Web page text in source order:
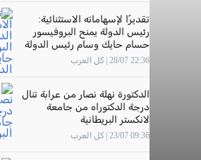
تقديرًا لإسهاماته الاستثنائية:
رئيس الدولة يمنح البروفيسور
حسام حايك وسام رئيس الدولة
22:36 28/07 | كل العرب
الدكتورة نهلة نصار من عرابة تنال
درجة الدكتوراه من جامعة
لانكستر البريطانية
09:36 23/07 | كل العرب